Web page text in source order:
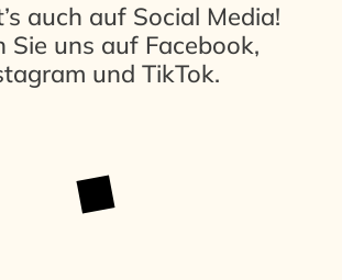
auch auf Social Media!
Sie uns auf Facebook,
und TikTok.